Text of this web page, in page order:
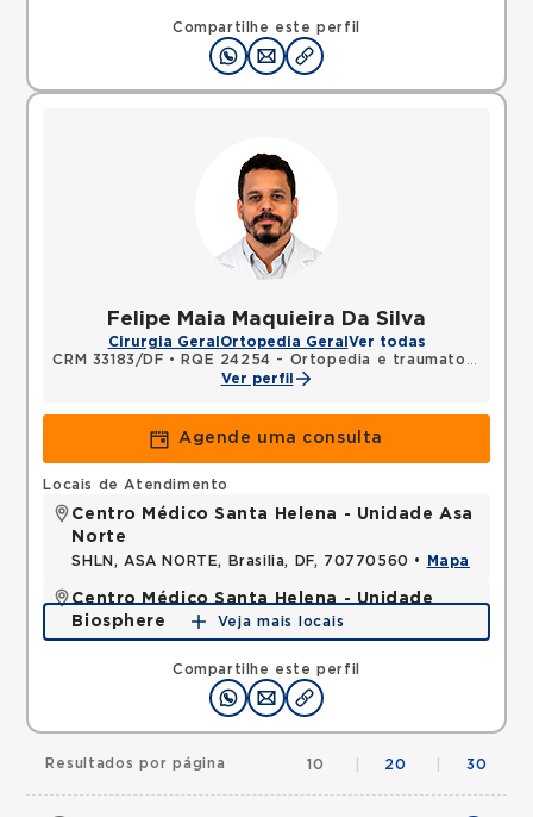
Compartilhe este perfil
Felipe Maia Maquieira Da Silva
Cirurgia Geral Ortopedia Geral Ver todas
CRM 33183/DF •
RQE 24254 - Ortopedia e traumatologia
Ver perfil
Agende uma consulta
Compartilhe este perfil
Locais de Atendimento
Centro Médico Santa Helena - Unidade Asa
Norte
SHLN, ASA NORTE, Brasilia, DF, 70770560 • Mapa
Centro Médico Santa Helena - Unidade
Biosphere
SHLN, ASA NORTE, Brasilia, DF, 70770560 •Mapa
Veja mais locais
Resultados por página 10 20 30